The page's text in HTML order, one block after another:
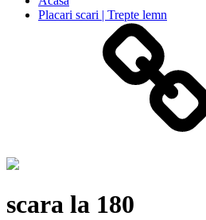
Placari scari | Trepte lemn
scara la 180